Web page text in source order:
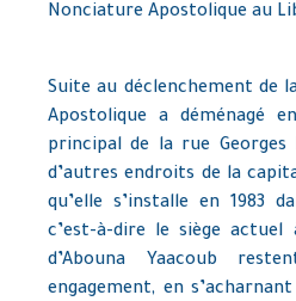
Nonciature Apostolique au
Suite au déclenchement de
Apostolique a déménagé
principal de la rue Georges
d’autres endroits de la
qu’elle s’installe en 1983
c’est-à-dire le siège
d’Abouna Yaacoub
engagement, en